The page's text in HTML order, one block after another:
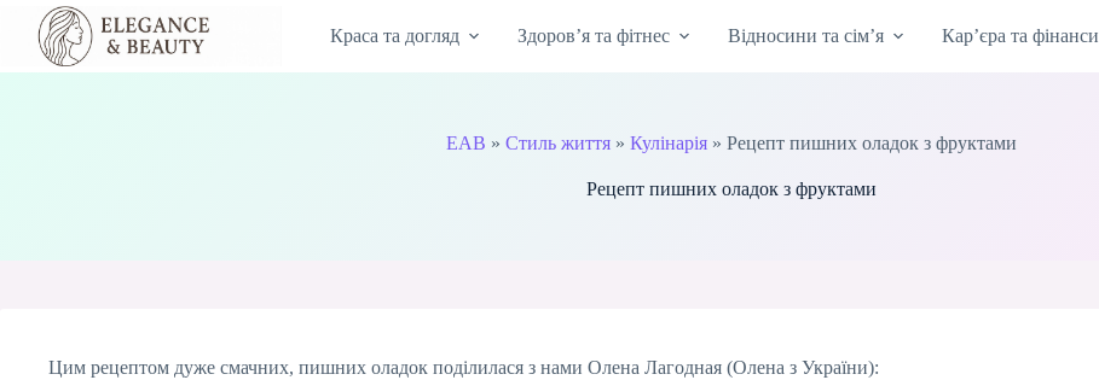
Перейти
вмісту
Краса та догляд Здоров’я та фітнес Відносини та сім’я Кар’єра та фінанси
EAB » Стиль життя» Кулінарія» Рецепт пишних оладок з фруктами
Рецепт пишних оладок з фруктами
Цим рецептом дуже смачних, пишних оладок поділилася з нами Олена Лагодная (Олена з України):